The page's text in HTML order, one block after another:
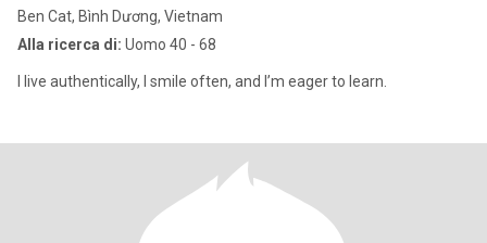
Ben Cat, Bình Dương, Vietnam
Alla ricerca di: Uomo 40 - 68
I live authentically, I smile often, and I’m eager to learn.